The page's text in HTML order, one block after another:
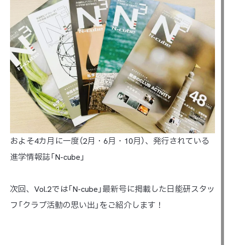
およそ4カ月に一度（2月・6月・10月）、発行されている
進学情報誌「N-cube」
次回、Vol.2では「N-cube」最新号に掲載した日能研スタッ
フ「クラブ活動の思い出」をご紹介します！